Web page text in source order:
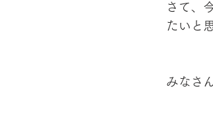
さて、
たいと
みなさ